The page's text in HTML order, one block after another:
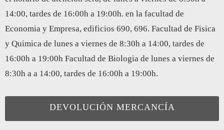
14:00, tardes de 16:00h a 19:00h. en la facultad de
Economia y Empresa, edificios 690, 696. Facultad de Fisica
y Quimica de lunes a viernes de 8:30h a 14:00, tardes de
16:00h a 19:00h Facultad de Biologia de lunes a viernes de
8:30h a a 14:00, tardes de 16:00h a 19:00h.
DEVOLUCIÓN MERCANCÍA